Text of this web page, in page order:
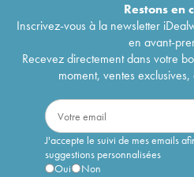
Restons en
Inscrivez-vous à la newsletter
en avant-
Recevez directement dans votre
moment, ventes
J'accepte le suivi de mes emails
suggestions personnalisées
Oui
Non